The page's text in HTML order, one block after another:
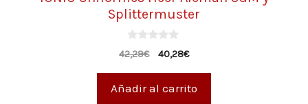
Splittermuster
0
d
42,29€ 40,28€
Añadir al carrito